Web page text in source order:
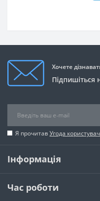
Хочете
Підпишіться
Я прочитавУгода
Інформація
Час роботи